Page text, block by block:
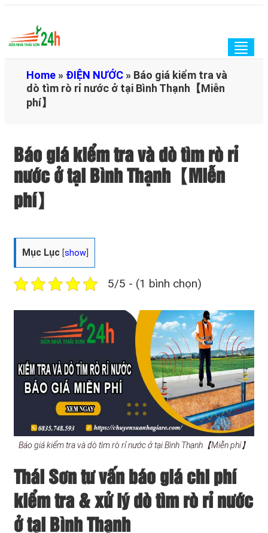
Home » ĐIỆN NƯỚC » Báo giá kiểm tra và
dò tìm rò rỉ nước ở tại Bình Thạnh【Miễn
phí】
Báo giá kiểm tra và dò tìm rò rỉ
nước ở tại Bình Thạnh【Miễn
phí】
Mục Lục [show
5/5 - (1 bình chọn)
Báo giá kiểm tra và dò tìm rò rỉ nước ở tại Bình Thạnh【Miễn phí】
Thái Sơn tư vấn báo giá chi phí
kiểm tra & xử lý dò tìm rò rỉ nước
ở tại Bình Thạnh